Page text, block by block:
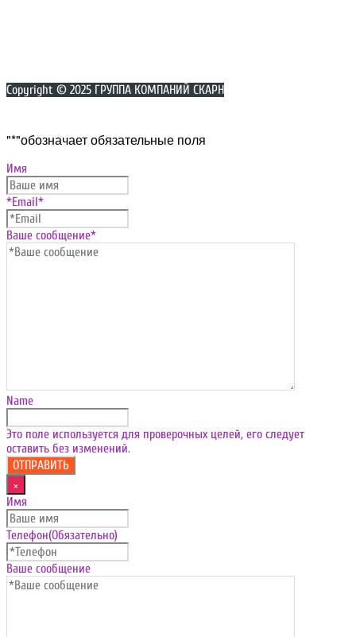
Copyright © 2025 ГРУППА КОМПАНИЙ СКАРН
вверх
"*"обозначает обязательные поля
Имя
*Email*
Ваше сообщение*
Name
Это поле используется для проверочных целей, его следует
оставить без изменений.
×
Имя
Телефон(Обязательно)
Ваше сообщение